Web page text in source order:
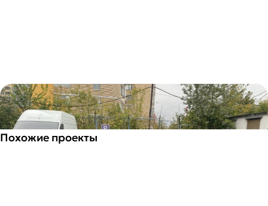
Похожие проекты